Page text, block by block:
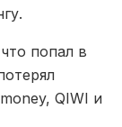
попал в
QIWI и